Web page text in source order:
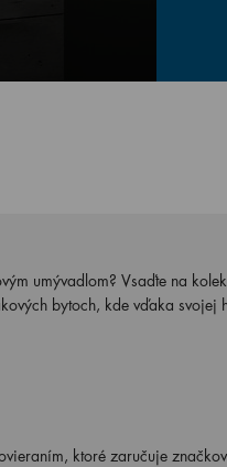
umývadlom? Vsaďte na
bytoch, kde vďaka svojej
ktoré zaručuje